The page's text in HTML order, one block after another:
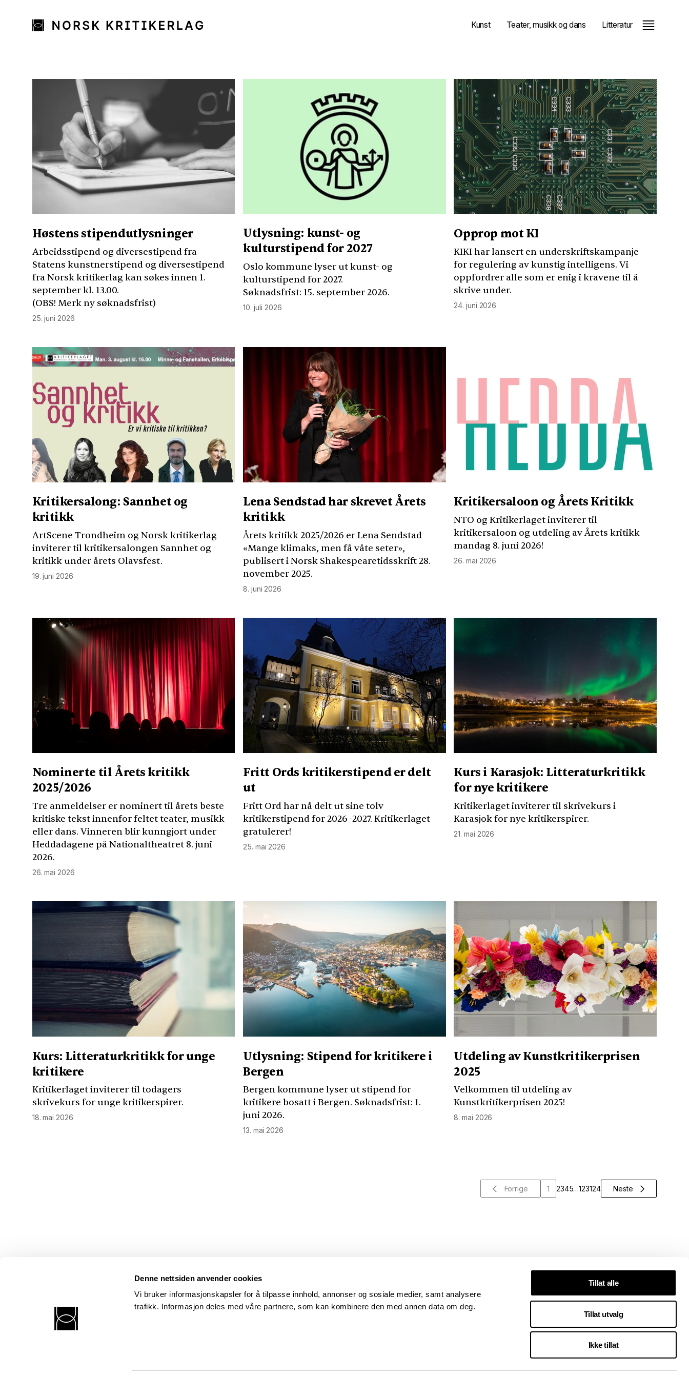
Denne nettsiden anvender cookies
Vi bruker informasjonskapsler for å tilpasse innhold, annonser og sosiale medier, samt analysere
trafikk. Informasjon deles med våre partnere, som kan kombinere den med annen data om deg.
Tillat alle
Tillat utvalg
Ikke tillat
Kunst Teater, musikk og dans Litteratur
Høstens stipendutlysninger
Arbeidsstipend og diversestipend fra
Statens kunstnerstipend og diversestipend
fra Norsk kritikerlag kan søkes innen 1.
september kl. 13.00.
(OBS! Merk ny søknadsfrist)
25. juni 2026
Utlysning: kunst- og
kulturstipend for 2027
Oslo kommune lyser ut kunst- og
kulturstipend for 2027.
Søknadsfrist: 15. september 2026.
10. juli 2026
Opprop mot KI
KIKIhar lansert en underskriftskampanje
for regulering av kunstig intelligens. Vi
oppfordrer alle som er enig i kravene til å
skrive under.
24. juni 2026
Kritikersalong: Sannhet og
kritikk
ArtScene Trondheim og Norsk kritikerlag
inviterer til kritikersalongen Sannhet og
kritikk under årets Olavsfest.
19. juni 2026
Lena Sendstad har skrevet Årets
kritikk
Årets kritikk 2025/2026 er Lena Sendstad
«Mange klimaks, men få våte seter»,
publisert i Norsk Shakespearetidsskrift 28.
november 2025.
8. juni 2026
Kritikersaloon og Årets Kritikk
NTO og Kritikerlaget inviterer til
kritikersaloon og utdeling av Årets kritikk
mandag 8. juni 2026!
26. mai 2026
Nominerte til Årets kritikk
2025/2026
Tre anmeldelser er nominert til årets beste
kritiske tekst innenfor feltet teater, musikk
eller dans. Vinneren blir kunngjort under
Heddadagene på Nationaltheatret 8. juni
2026.
26. mai 2026
Fritt Ords kritikerstipend er delt
ut
Fritt Ord har nå delt ut sine tolv
kritikerstipend for 2026–2027. Kritikerlaget
gratulerer!
25. mai 2026
Kurs i Karasjok: Litteraturkritikk
for nye kritikere
Kritikerlaget inviterer til skrivekurs i
Karasjok for nye kritikerspirer.
21. mai 2026
Kurs: Litteraturkritikk for unge
kritikere
Kritikerlaget inviterer til todagers
skrivekurs for unge kritikerspirer.
18. mai 2026
Utlysning: Stipend for kritikere i
Bergen
Bergen kommune lyser ut stipend for
kritikere bosatt i Bergen. Søknadsfrist: 1.
juni 2026.
13. mai 2026
Utdeling av Kunstkritikerprisen
2025
Velkommen til utdeling av
Kunstkritikerprisen 2025!
8. mai 2026
Forrige 1 2345…123124 Neste
Norsk kritikerlag
Postadresse: Postboks 352 Sentrum, 0101 Oslo
Besøksadresse: Kronprinsens gt. 17, 6. etasje, 0251 Oslo
© Kritikerlaget. Design og kode:Anyone.